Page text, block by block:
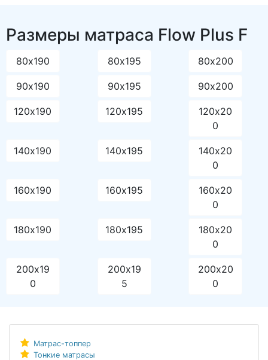
Размеры матраса Flow Plus F
80х190 80х195 80х200
90х190 90х195 90х200
120х190 120х195
120х20
0
140х190 140х195
140х20
0
160х190 160х195
160х20
0
180х190 180х195
180х20
0
200х19
0
200х19
5
200х20
0
Матрас-топпер
Тонкие матрасы